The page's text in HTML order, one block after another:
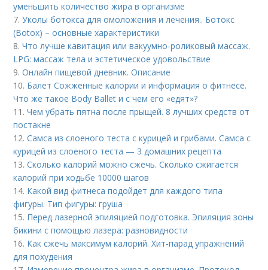
уменьшить количество жира в организме
7.Уколы ботокса для омоложения и лечения.. Ботокс
(Botox) – основные характеристики
8.Что лучше кавитация или вакуумно-роликовый массаж.
LPG: массаж тела и эстетическое удовольствие
9.Онлайн пищевой дневник. Описание
10. Балет Сожженные калории и информация о фитнесе.
Что же такое Body Ballet и с чем его «едят»?
11.Чем убрать пятна после прыщей. 8 лучших средств от
постакне
12.Самса из слоеного теста с курицей и грибами. Самса с
курицей из слоеного теста — 3 домашних рецепта
13.Сколько калорий можно сжечь. Сколько сжигается
калорий при ходьбе 10000 шагов
14. Какой вид фитнеса подойдет для каждого типа
фигуры. Тип фигуры: груша
15. Перед лазерной эпиляцией подготовка. Эпиляция зоны
бикини с помощью лазера: разновидности
16. Как сжечь максимум калорий. Хит-парад упражнений
для похудения